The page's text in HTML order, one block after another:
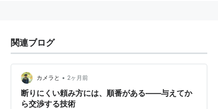
関連ブログ
カメラと • 2ヶ月前
断りにくい頼み方には、順番がある——与えてか
ら交渉する技術